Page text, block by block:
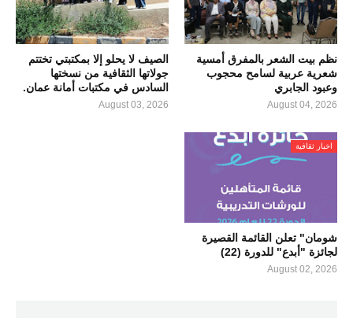
نظم بيت الشعر بالمفرق أمسية
شعرية عربية لسامح محجوب
وعبود الجابري
August 04, 2026
الصيف لا يحلو إلا بمكتبتي تختتم
جولاتها الثقافية من نسختها
السادس في مكتبات أمانة عمان.
August 03, 2026
اخبار ثقافية
شومان" تعلن القائمة القصيرة
لجائزة "أبدع" للدورة (22)
August 02, 2026